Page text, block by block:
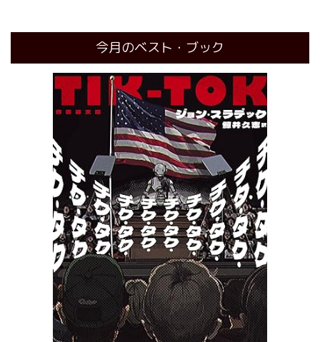
今月のベスト・ブック